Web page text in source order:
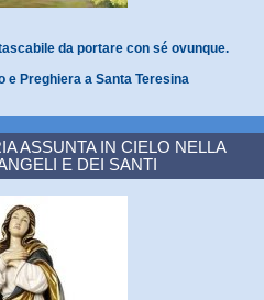
da portare con sé ovunque.
e Preghiera a Santa Teresina
ASSUNTA IN CIELO NELLA
E DEI SANTI